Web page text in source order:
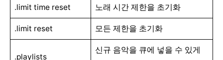
.limit time reset 노래 시간 제한을 초기화
.limit reset 모든 제한을 초기화
.playlists
신규 음악을 큐에 넣을 수 있게